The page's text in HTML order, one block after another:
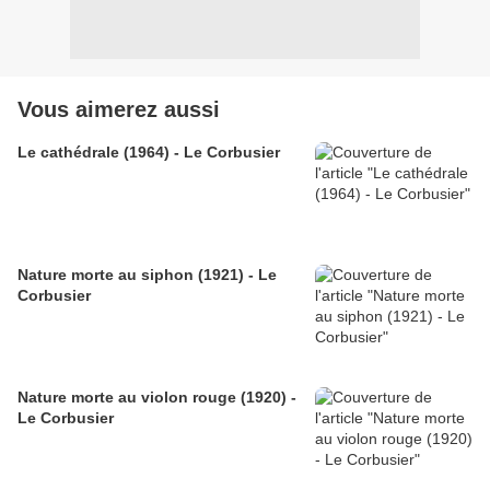
Vous aimerez aussi
Le cathédrale (1964) - Le Corbusier
Nature morte au siphon (1921) - Le
Corbusier
Nature morte au violon rouge (1920) -
Le Corbusier